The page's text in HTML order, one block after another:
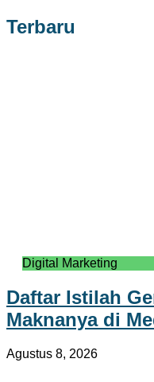
Terbaru
Digital Marketing
Daftar Istilah
Maknanya di
Agustus 8, 2026